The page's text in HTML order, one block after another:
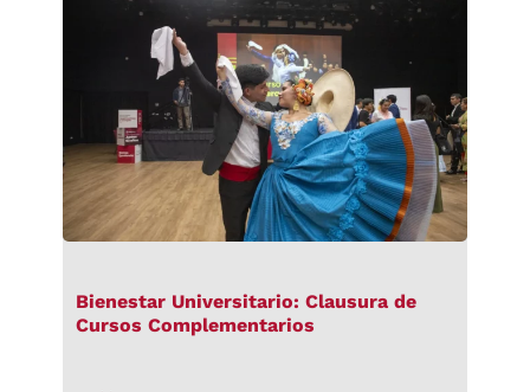
Bienestar Universitario: Clausura de
Cursos Complementarios